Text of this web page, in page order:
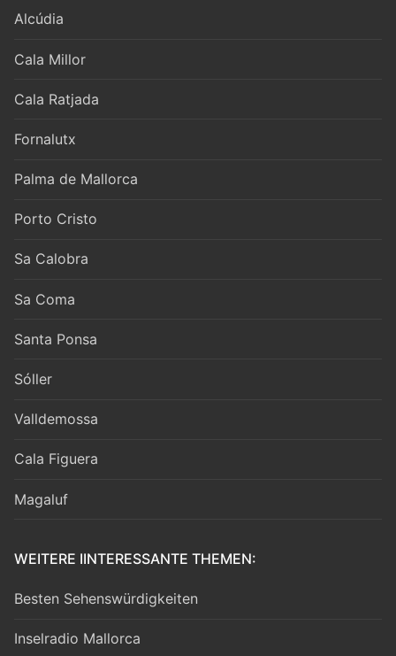
Alcúdia
Cala Millor
Cala Ratjada
Fornalutx
Palma de Mallorca
Porto Cristo
Sa Calobra
Sa Coma
Santa Ponsa
Sóller
Valldemossa
Cala Figuera
Magaluf
WEITERE IINTERESSANTE THEMEN:
Besten Sehenswürdigkeiten
Inselradio Mallorca